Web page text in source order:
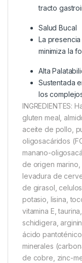
tracto
Salud Bucal
La
minimiza la
Alta
Sustentada
los
INGREDIENTES:
gluten meal,
aceite de pollo,
oligosacáridos
manano-
de origen
levadura de
de girasol,
potasio, lisina,
vitamina E,
schidigera,
ácido
minerales
de cobre, zinc-